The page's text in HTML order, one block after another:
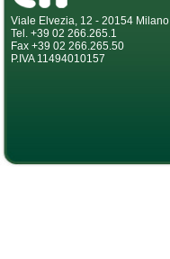
Viale Elvezia, 12 - 20154 Milano
Tel. +39 02 266.265.1
Fax +39 02 266.265.50
P.IVA 11494010157